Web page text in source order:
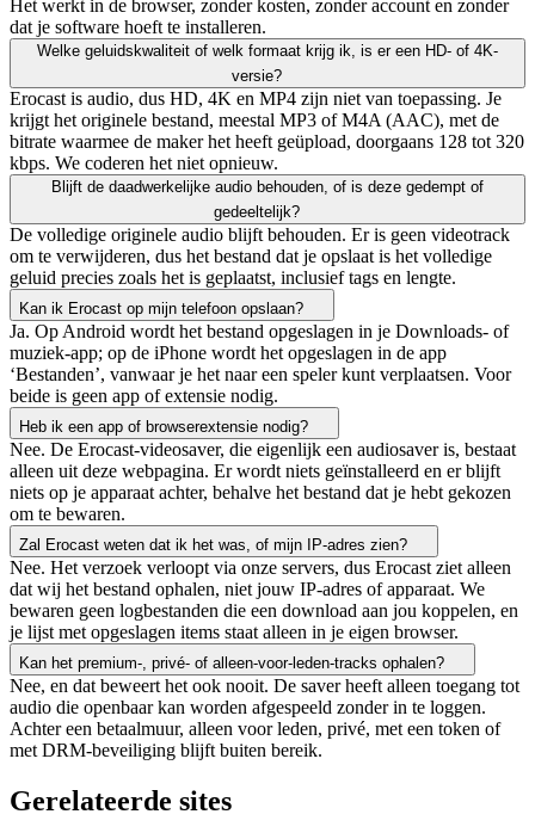
Het werkt in de browser, zonder kosten, zonder account en zonder
dat je software hoeft te installeren.
Welke geluidskwaliteit of welk formaat krijg ik, is er een HD- of 4K-
versie?
Erocast is audio, dus HD, 4K en MP4 zijn niet van toepassing. Je
krijgt het originele bestand, meestal MP3 of M4A (AAC), met de
bitrate waarmee de maker het heeft geüpload, doorgaans 128 tot 320
kbps. We coderen het niet opnieuw.
Blijft de daadwerkelijke audio behouden, of is deze gedempt of
gedeeltelijk?
De volledige originele audio blijft behouden. Er is geen videotrack
om te verwijderen, dus het bestand dat je opslaat is het volledige
geluid precies zoals het is geplaatst, inclusief tags en lengte.
Kan ik Erocast op mijn telefoon opslaan?
Ja. Op Android wordt het bestand opgeslagen in je Downloads- of
muziek-app; op de iPhone wordt het opgeslagen in de app
‘Bestanden’, vanwaar je het naar een speler kunt verplaatsen. Voor
beide is geen app of extensie nodig.
Heb ik een app of browserextensie nodig?
Nee. De Erocast-videosaver, die eigenlijk een audiosaver is, bestaat
alleen uit deze webpagina. Er wordt niets geïnstalleerd en er blijft
niets op je apparaat achter, behalve het bestand dat je hebt gekozen
om te bewaren.
Zal Erocast weten dat ik het was, of mijn IP-adres zien?
Nee. Het verzoek verloopt via onze servers, dus Erocast ziet alleen
dat wij het bestand ophalen, niet jouw IP-adres of apparaat. We
bewaren geen logbestanden die een download aan jou koppelen, en
je lijst met opgeslagen items staat alleen in je eigen browser.
Kan het premium-, privé- of alleen-voor-leden-tracks ophalen?
Nee, en dat beweert het ook nooit. De saver heeft alleen toegang tot
audio die openbaar kan worden afgespeeld zonder in te loggen.
Achter een betaalmuur, alleen voor leden, privé, met een token of
met DRM-beveiliging blijft buiten bereik.
Gerelateerde sites